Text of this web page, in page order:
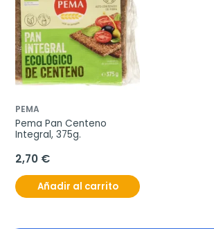
PEMA
Pema Pan Centeno
Integral, 375g.
2,70 €
Añadir al carrito